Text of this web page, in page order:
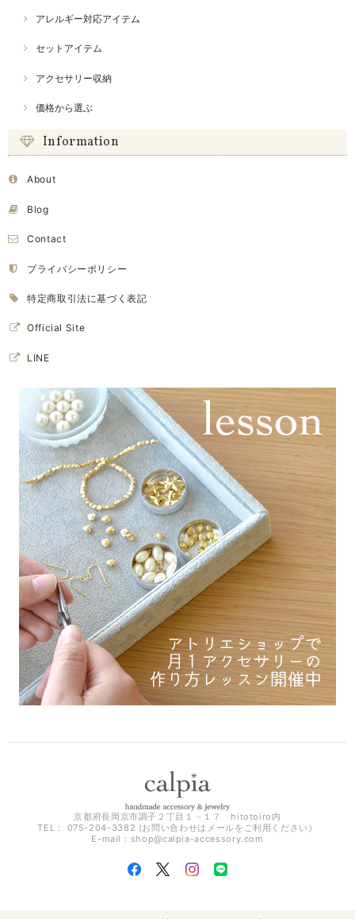
アレルギー対応アイテム
セットアイテム
アクセサリー収納
価格から選ぶ
Information
About
Blog
Contact
プライバシーポリシー
特定商取引法に基づく表記
Official Site
LINE
京都府長岡京市調子２丁目１－１７ hitotoiro内
TEL： 075-204-3382 (お問い合わせはメールをご利用ください）
E-mail： shop@calpia-accessory.com